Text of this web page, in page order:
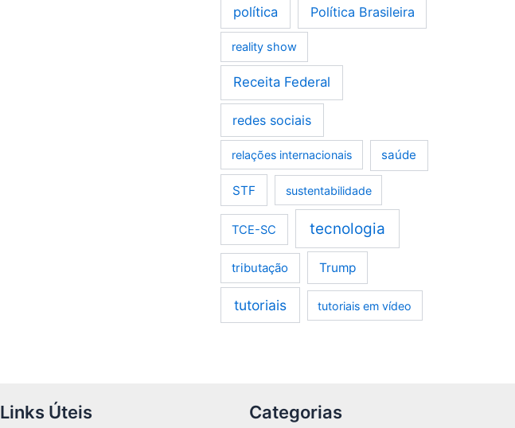
política Política Brasileira
reality show
Receita Federal
redes sociais
relações internacionais saúde
STF sustentabilidade
TCE-SC tecnologia
tributação Trump
tutoriais tutoriais em vídeo
Links Úteis Categorias